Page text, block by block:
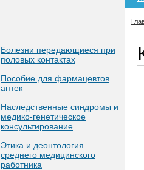
Болезни передающиеся при
половых контактах
Пособие для фармацевтов
аптек
Наследственные синдромы и
медико-генетическое
консультирование
Этика и деонтология
среднего медицинского
работника